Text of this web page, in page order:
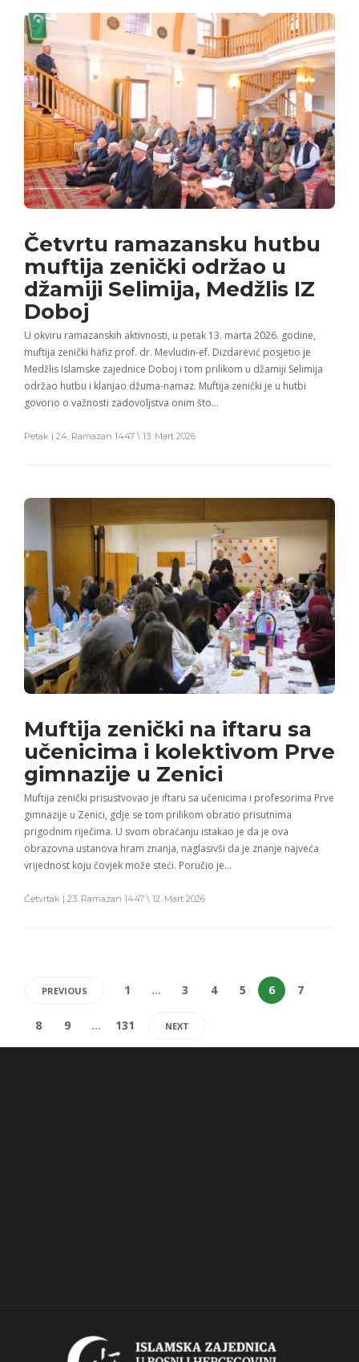
Četvrtu ramazansku hutbu
muftija zenički održao u
džamiji Selimija, Medžlis IZ
Doboj
U okviru ramazanskih aktivnosti, u petak 13. marta 2026. godine,
muftija zenički hafiz prof. dr. Mevludin-ef. Dizdarević posjetio je
Medžlis Islamske zajednice Doboj i tom prilikom u džamiji Selimija
održao hutbu i klanjao džuma-namaz. Muftija zenički je u hutbi
govorio o važnosti zadovoljstva onim što…
Petak | 24. Ramazan 1447 \ 13. Mart 2026
Muftija zenički na iftaru sa
učenicima i kolektivom Prve
gimnazije u Zenici
Muftija zenički prisustvovao je iftaru sa učenicima i profesorima Prve
gimnazije u Zenici, gdje se tom prilikom obratio prisutnima
prigodnim riječima. U svom obraćanju istakao je da je ova
obrazovna ustanova hram znanja, naglasivši da je znanje najveća
vrijednost koju čovjek može steći. Poručio je…
Četvrtak | 23. Ramazan 1447 \ 12. Mart 2026
PREVIOUS 1 … 3 4 5 6 7
8 9 … 131 NEXT